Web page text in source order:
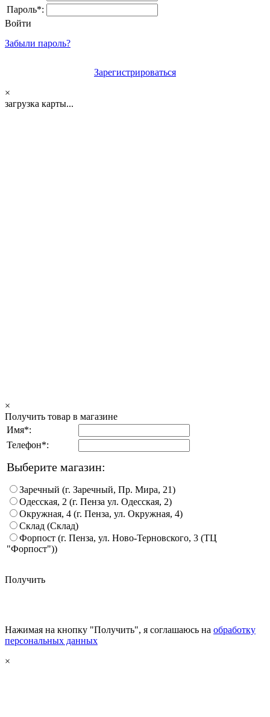
Пароль*:
Войти
Забыли пароль?
Зарегистрироваться
×
загрузка карты...
×
Получить товар в магазине
Имя*:
Телефон*:
Выберите магазин:
Заречный (г. Заречный, Пр. Мира, 21)
Одесская, 2 (г. Пенза ул. Одесская, 2)
Окружная, 4 (г. Пенза, ул. Окружная, 4)
Склад (Склад)
Форпост (г. Пенза, ул. Ново-Терновского, 3 (ТЦ
"Форпост"))
Получить
Нажимая на кнопку "Получить", я соглашаюсь на обработку
персональных данных
×